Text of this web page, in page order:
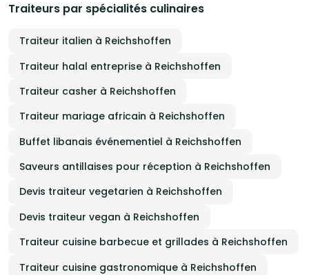
Traiteurs par spécialités culinaires
Traiteur italien à Reichshoffen
Traiteur halal entreprise à Reichshoffen
Traiteur casher à Reichshoffen
Traiteur mariage africain à Reichshoffen
Buffet libanais événementiel à Reichshoffen
Saveurs antillaises pour réception à Reichshoffen
Devis traiteur vegetarien à Reichshoffen
Devis traiteur vegan à Reichshoffen
Traiteur cuisine barbecue et grillades à Reichshoffen
Traiteur cuisine gastronomique à Reichshoffen